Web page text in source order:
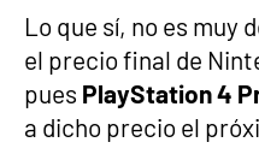
Lo que sí, no es muy
el precio final de
pues PlayStation 4
a dicho precio el